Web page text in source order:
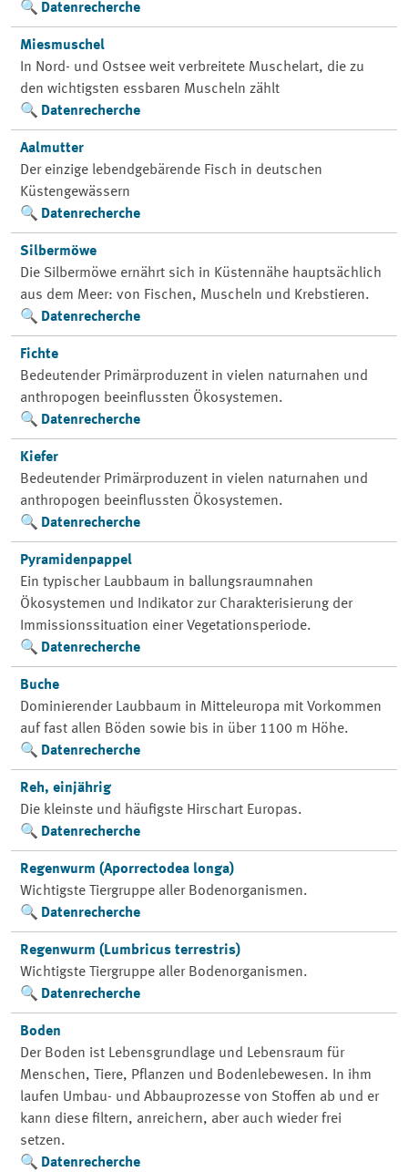
Datenrecherche
Miesmuschel
In Nord- und Ostsee weit verbreitete Muschelart, die zu
den wichtigsten essbaren Muscheln zählt
Datenrecherche
Aalmutter
Der einzige lebendgebärende Fisch in deutschen
Küstengewässern
Datenrecherche
Silbermöwe
Die Silbermöwe ernährt sich in Küstennähe hauptsächlich
aus dem Meer: von Fischen, Muscheln und Krebstieren.
Datenrecherche
Fichte
Bedeutender Primärproduzent in vielen naturnahen und
anthropogen beeinflussten Ökosystemen.
Datenrecherche
Kiefer
Bedeutender Primärproduzent in vielen naturnahen und
anthropogen beeinflussten Ökosystemen.
Datenrecherche
Pyramidenpappel
Ein typischer Laubbaum in ballungsraumnahen
Ökosystemen und Indikator zur Charakterisierung der
Immissionssituation einer Vegetationsperiode.
Datenrecherche
Buche
Dominierender Laubbaum in Mitteleuropa mit Vorkommen
auf fast allen Böden sowie bis in über 1100 m Höhe.
Datenrecherche
Reh, einjährig
Die kleinste und häufigste Hirschart Europas.
Datenrecherche
Regenwurm (Aporrectodea longa)
Wichtigste Tiergruppe aller Bodenorganismen.
Datenrecherche
Regenwurm (Lumbricus terrestris)
Wichtigste Tiergruppe aller Bodenorganismen.
Datenrecherche
Boden
Der Boden ist Lebensgrundlage und Lebensraum für
Menschen, Tiere, Pflanzen und Bodenlebewesen. In ihm
laufen Umbau- und Abbauprozesse von Stoffen ab und er
kann diese filtern, anreichern, aber auch wieder frei
setzen.
Datenrecherche